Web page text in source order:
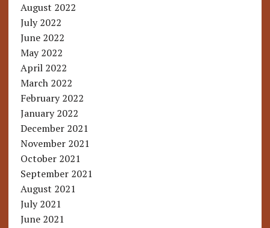
August 2022
July 2022
June 2022
May 2022
April 2022
March 2022
February 2022
January 2022
December 2021
November 2021
October 2021
September 2021
August 2021
July 2021
June 2021